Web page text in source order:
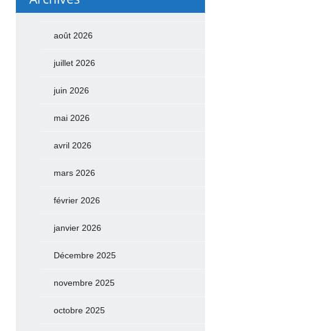
août 2026
juillet 2026
juin 2026
mai 2026
avril 2026
mars 2026
février 2026
janvier 2026
Décembre 2025
novembre 2025
octobre 2025